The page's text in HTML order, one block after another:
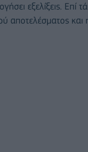
εξελίξεις. Επί
αποτελέσματος